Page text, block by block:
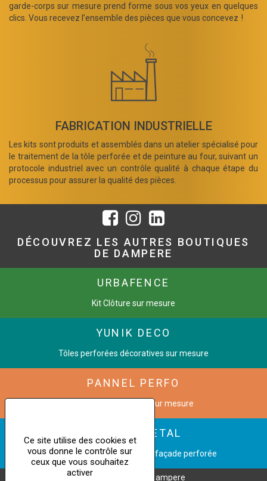
garde-corps sur mesure prend forme sous vos yeux en quelques
clics. Vous recevez l’ensemble des pièces que vous concevez !
FABRICATION INDUSTRIELLE
Les kits sont produits et assemblés dans un atelier spécialisé pour
le traitement de la tôle perforée et de peinture au four, suivant un
protocole industriel avec un contrôle qualité à chaque étape du
processus pour assurer la qualité des pièces.
DÉCOUVREZ LES AUTRES BOUTIQUES
DE DAMPERE
URBAFENCE
Kit Clôture sur mesure
YUNIK DECO
Tôles perforées décoratives sur mesure
PANNEL PERFO
Grilles de ventilation sur mesure
CINETIC METAL
Transformez une image en façade perforée
Copyright © 2023 Dampere
Ce site utilise des cookies et
vous donne le contrôle sur
ceux que vous souhaitez
activer